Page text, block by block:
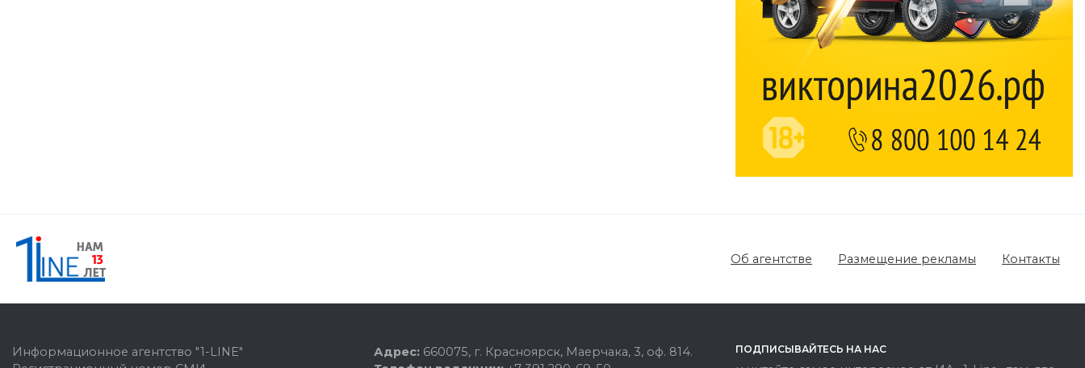
Об агентстве Размещение рекламы Контакты
Информационное агентство "1-LINE"
Адрес: 660075, г. Красноярск, Маерчака, 3, оф. 814.
ПОДПИСЫВАЙТЕСЬ НА НАС